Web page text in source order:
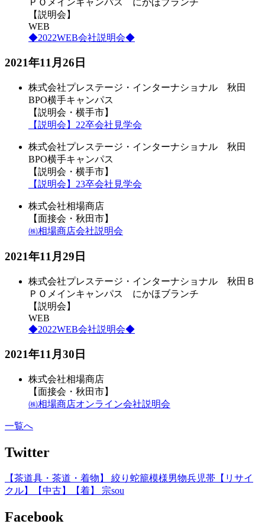
【説明会】
WEB
◆2022WEB会社説明会◆
2021年11月26日
株式会社プレステージ・インターナショナル 秋田
BPO横手キャンパス
【説明会・横手市】
【説明会】22卒会社見学会
株式会社プレステージ・インターナショナル 秋田
BPO横手キャンパス
【説明会・横手市】
【説明会】23卒会社見学会
株式会社相場商店
【面接会・秋田市】
㈱相場商店会社説明会
2021年11月29日
株式会社プレステージ・インターナショナル 秋田Ｂ
ＰＯメインキャンパス にかほブランチ
【説明会】
WEB
◆2022WEB会社説明会◆
2021年11月30日
株式会社相場商店
【面接会・秋田市】
㈱相場商店オンライン会社説明会
一覧へ
Twitter
【茶道具・茶道・着物】 絞り蛇籠模様男物兵児帯【リサイ
クル】【中古】【着】 宗sou
Facebook